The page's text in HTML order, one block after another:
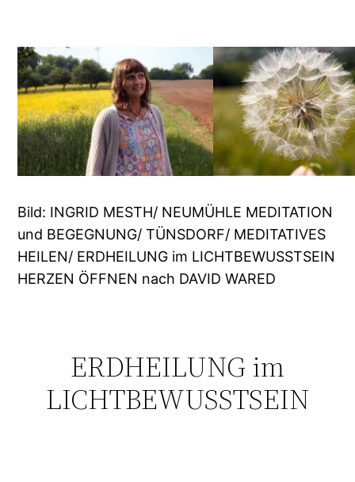
Bild: INGRID MESTH/ NEUMÜHLE MEDITATION
und BEGEGNUNG/ TÜNSDORF/ MEDITATIVES
HEILEN/ ERDHEILUNG im LICHTBEWUSSTSEIN
HERZEN ÖFFNEN nach DAVID WARED
ERDHEILUNG im
LICHTBEWUSSTSEIN